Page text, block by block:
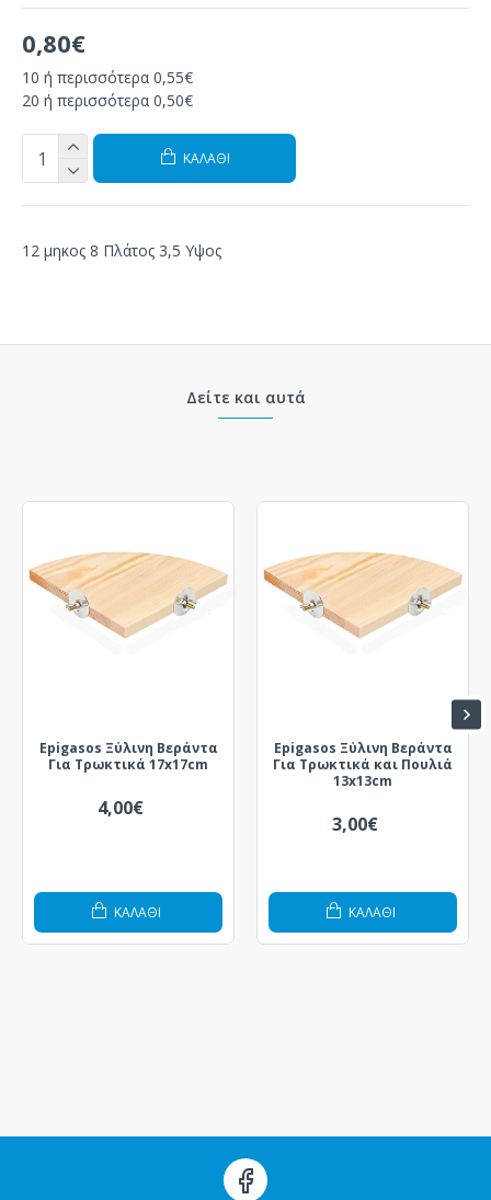
0,80€
10 ή περισσότερα 0,55€
20 ή περισσότερα 0,50€
ΚΑΛΆΘΙ
12 μηκος 8 Πλάτος 3,5 Υψος
Δείτε και αυτά
Epigasos Ξύλινη Βεράντα
Για Τρωκτικά 17x17cm
4,00€
ΚΑΛΆΘΙ
Epigasos Ξύλινη Βεράντα
Για Τρωκτικά και Πουλιά
13x13cm
3,00€
ΚΑΛΆΘΙ